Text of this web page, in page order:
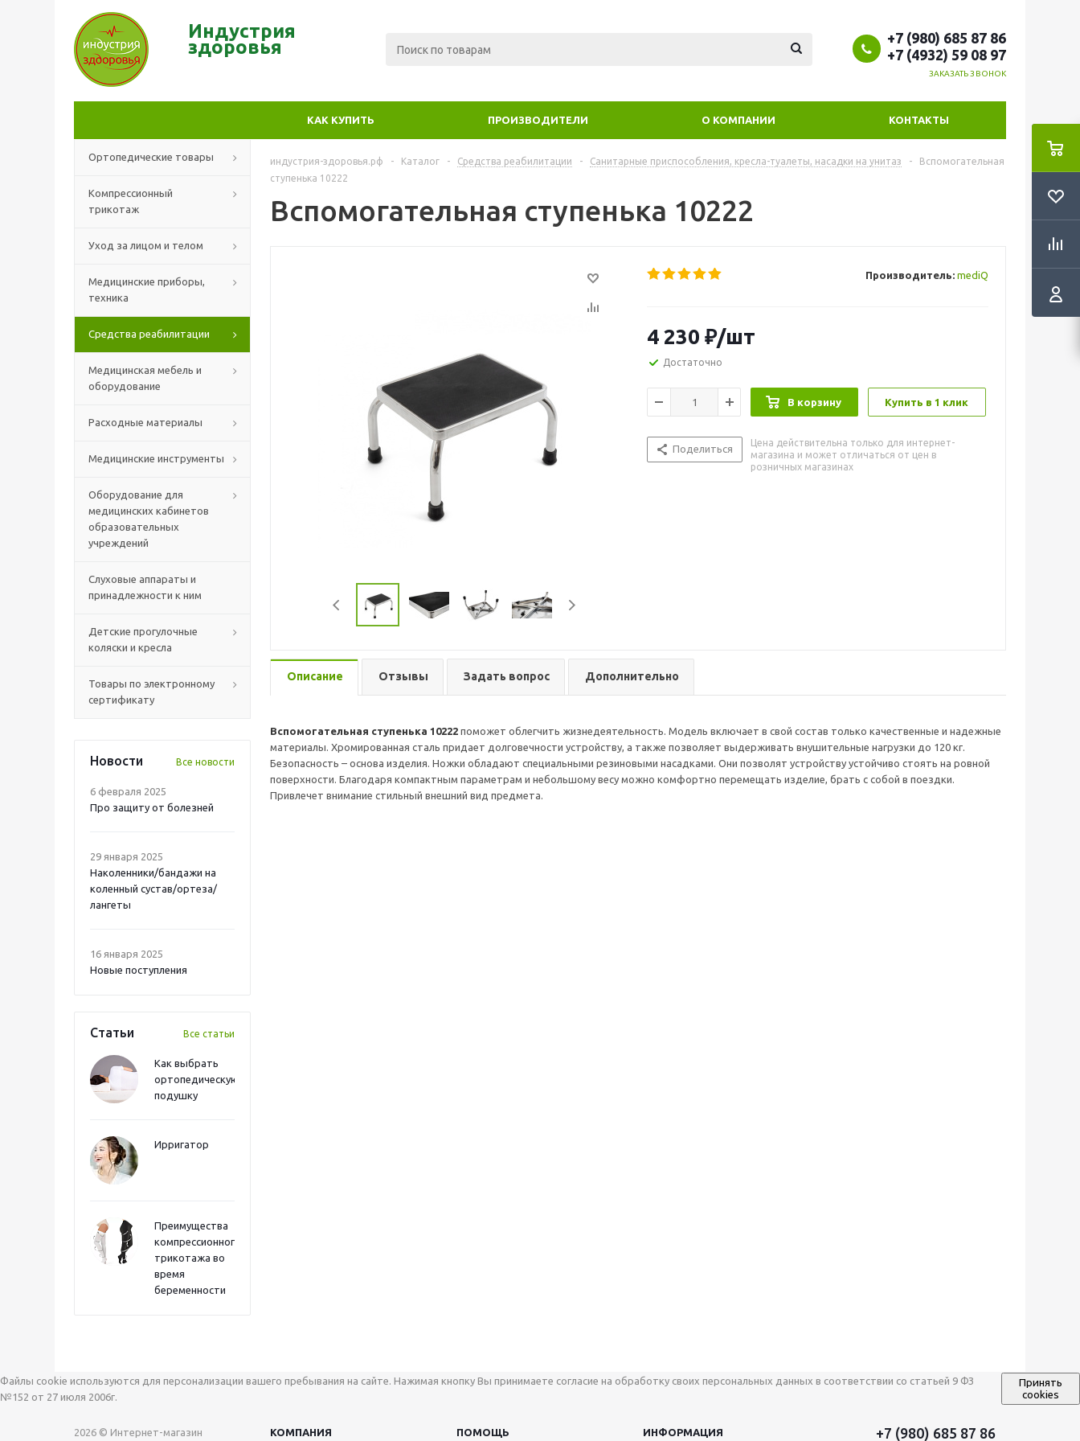
Индустрия
здоровья
+7 (980) 685 87 86
+7 (4932) 59 08 97
ЗАКАЗАТЬ ЗВОНОК
КАК КУПИТЬ ПРОИЗВОДИТЕЛИ О КОМПАНИИ КОНТАКТЫ
Ортопедические товары
Компрессионный
трикотаж
Уход за лицом и телом
Медицинские приборы,
техника
Средства реабилитации
Медицинская мебель и
оборудование
Расходные материалы
Медицинские инструменты
Оборудование для
медицинских кабинетов
образовательных
учреждений
Слуховые аппараты и
принадлежности к ним
Детские прогулочные
коляски и кресла
Товары по электронному
сертификату
Новости Все новости
6 февраля 2025
Про защиту от болезней
29 января 2025
Наколенники/бандажи на
коленный сустав/ортеза/
лангеты
16 января 2025
Новые поступления
Статьи Все статьи
Как выбрать
ортопедическую
подушку
Ирригатор
Преимущества
компрессионного
трикотажа во
время
беременности
индустрия-здоровья.рф - Каталог - Средства реабилитации - Санитарные приспособления, кресла-туалеты, насадки на унитаз -
Вспомогательная
ступенька 10222
Вспомогательная ступенька 10222
Производитель: mediQ
4 230 ₽/шт
Достаточно
В корзину Купить в 1 клик
Поделиться
Цена действительна только для интернет-
магазина и может отличаться от цен в
розничных магазинах
Описание Отзывы Задать вопрос Дополнительно
Вспомогательная ступенька 10222 поможет облегчить жизнедеятельность. Модель включает в свой состав только качественные и надежные
материалы. Хромированная сталь придает долговечности устройству, а также позволяет выдерживать внушительные нагрузки до 120 кг.
Безопасность – основа изделия. Ножки обладают специальными резиновыми насадками. Они позволят устройству устойчиво стоять на ровной
поверхности. Благодаря компактным параметрам и небольшому весу можно комфортно перемещать изделие, брать с собой в поездки.
Привлечет внимание стильный внешний вид предмета.
Файлы cookie используются для персонализации вашего пребывания на сайте. Нажимая кнопку Вы принимаете согласие на обработку своих персональных данных в соответствии со статьей 9 ФЗ
№152 от 27 июля 2006г.
Принять
cookies
2026 © Интернет-магазин КОМПАНИЯ ПОМОЩЬ ИНФОРМАЦИЯ +7 (980) 685 87 86